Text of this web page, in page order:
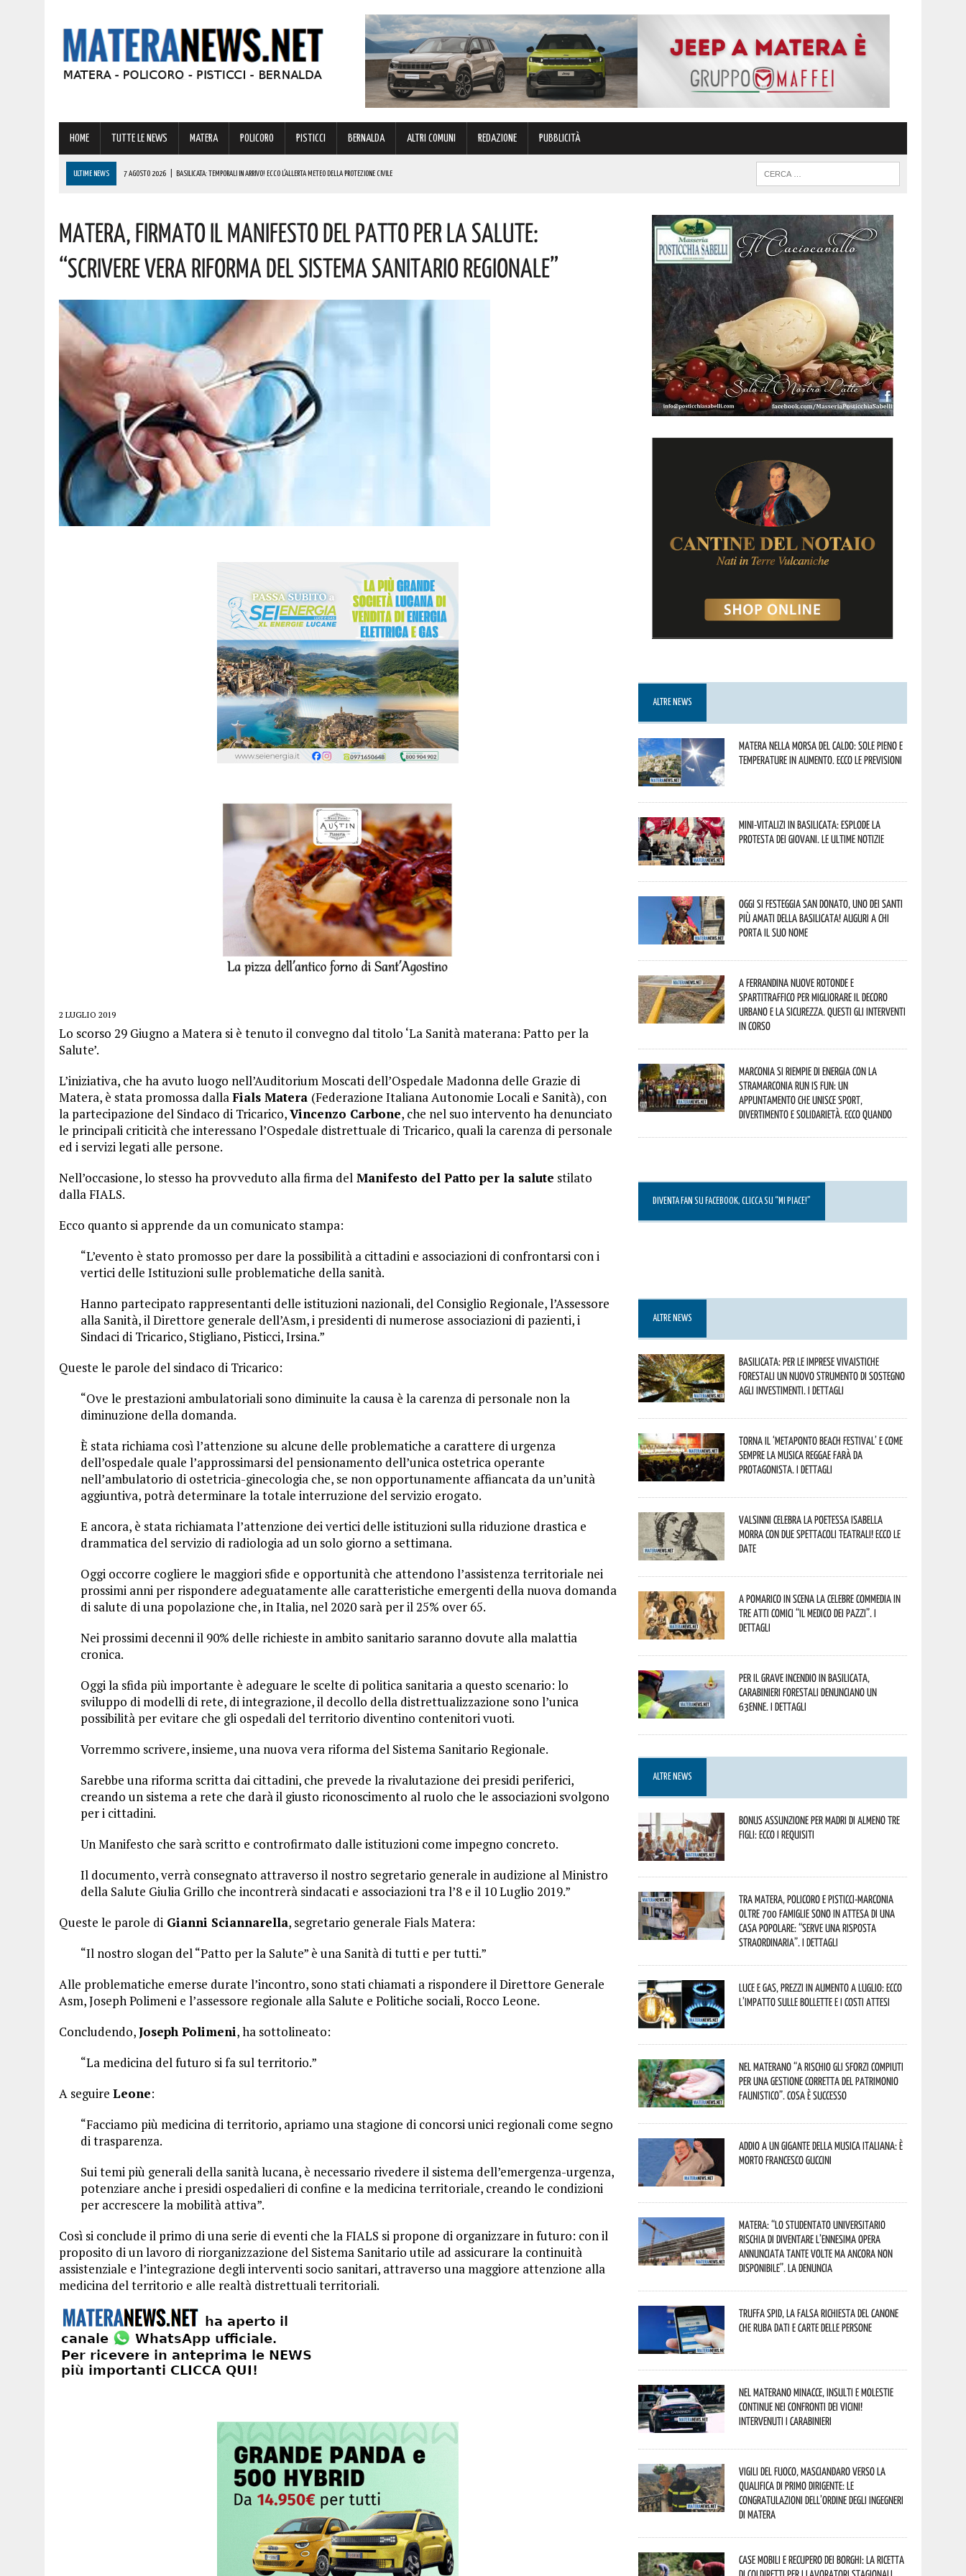
HOME TUTTE LE NEWS MATERA POLICORO PISTICCI BERNALDA ALTRI COMUNI REDAZIONE PUBBLICITÀ
ULTIME NEWS 7 AGOSTO 2026 BASILICATA: TEMPORALI IN ARRIVO! ECCO L’ALLERTA METEO DELLA PROTEZIONE CIVILE
7 AGOSTO 2026 SICCITÀ, PIÙ CARBURANTE AGRICOLO AGEVOLATO ALLE AZIENDE LUCANE: IL PROVVEDIMENTO
7 AGOSTO 2026 | POLICORO RENDE OMAGGIO AD ADAMESTEANU: AL VIA LA SESTA EDIZIONE DEL PREMIO DEDICATO AL PADRE DELL’ARCHEOLOGIA LUCANA. I DETTAGLI
Matera, Firmato Il Manifesto Del Patto Per La Salute:
“Scrivere Vera Riforma Del Sistema Sanitario Regionale”
2 LUGLIO 2019
Lo scorso 29 Giugno a Matera si è tenuto il convegno dal titolo ‘La Sanità materana: Patto per la
Salute’.
L’iniziativa, che ha avuto luogo nell’Auditorium Moscati dell’Ospedale Madonna delle Grazie di
Matera, è stata promossa dallaFials Matera (Federazione Italiana Autonomie Locali e Sanità), con
la partecipazione del Sindaco di Tricarico,Vincenzo Carbone, che nel suo intervento ha denunciato
le principali criticità che interessano l’Ospedale distrettuale di Tricarico, quali la carenza di personale
ed i servizi legati alle persone.
Nell’occasione, lo stesso ha provveduto alla firma del Manifesto del Patto per la salute stilato
dalla FIALS.
Ecco quanto si apprende da un comunicato stampa:
“L’evento è stato promosso per dare la possibilità a cittadini e associazioni di confrontarsi con i
vertici delle Istituzioni sulle problematiche della sanità.
Hanno partecipato rappresentanti delle istituzioni nazionali, del Consiglio Regionale, l’Assessore
alla Sanità, il Direttore generale dell’Asm, i presidenti di numerose associazioni di pazienti, i
Sindaci di Tricarico, Stigliano, Pisticci, Irsina.”
Queste le parole del sindaco di Tricarico:
“Ove le prestazioni ambulatoriali sono diminuite la causa è la carenza di personale non la
diminuzione della domanda.
È stata richiama così l’attenzione su alcune delle problematiche a carattere di urgenza
dell’ospedale quale l’approssimarsi del pensionamento dell’unica ostetrica operante
nell’ambulatorio di ostetricia-ginecologia che, se non opportunamente affiancata da un’unità
aggiuntiva, potrà determinare la totale interruzione del servizio erogato.
E ancora, è stata richiamata l’attenzione dei vertici delle istituzioni sulla riduzione drastica e
drammatica del servizio di radiologia ad un solo giorno a settimana.
Oggi occorre cogliere le maggiori sfide e opportunità che attendono l’assistenza territoriale nei
prossimi anni per rispondere adeguatamente alle caratteristiche emergenti della nuova domanda
di salute di una popolazione che, in Italia, nel 2020 sarà per il 25% over 65.
Nei prossimi decenni il 90% delle richieste in ambito sanitario saranno dovute alla malattia
cronica.
Oggi la sfida più importante è adeguare le scelte di politica sanitaria a questo scenario: lo
sviluppo di modelli di rete, di integrazione, il decollo della distrettualizzazione sono l’unica
possibilità per evitare che gli ospedali del territorio diventino contenitori vuoti.
Vorremmo scrivere, insieme, una nuova vera riforma del Sistema Sanitario Regionale.
Sarebbe una riforma scritta dai cittadini, che prevede la rivalutazione dei presidi periferici,
creando un sistema a rete che darà il giusto riconoscimento al ruolo che le associazioni svolgono
per i cittadini.
Un Manifesto che sarà scritto e controfirmato dalle istituzioni come impegno concreto.
Il documento, verrà consegnato attraverso il nostro segretario generale in audizione al Ministro
della Salute Giulia Grillo che incontrerà sindacati e associazioni tra l’8 e il 10 Luglio 2019.”
Queste le parole di Gianni Sciannarella, segretario generale Fials Matera:
“Il nostro slogan del “Patto per la Salute” è una Sanità di tutti e per tutti.”
Alle problematiche emerse durate l’incontro, sono stati chiamati a rispondere il Direttore Generale
Asm, Joseph Polimeni e l’assessore regionale alla Salute e Politiche sociali, Rocco Leone.
Concludendo,Joseph Polimeni, ha sottolineato:
“La medicina del futuro si fa sul territorio.”
A seguire Leone:
“Facciamo più medicina di territorio, apriamo una stagione di concorsi unici regionali come segno
di trasparenza.
Sui temi più generali della sanità lucana, è necessario rivedere il sistema dell’emergenza-urgenza,
potenziare anche i presidi ospedalieri di confine e la medicina territoriale, creando le condizioni
per accrescere la mobilità attiva”.
Così si conclude il primo di una serie di eventi che la FIALS si propone di organizzare in futuro: con il
proposito di un lavoro di riorganizzazione del Sistema Sanitario utile ad assicurare la continuità
assistenziale e l’integrazione degli interventi socio sanitari, attraverso una maggiore attenzione alla
medicina del territorio e alle realtà distrettuali territoriali.
ALTRE NEWS
Matera nella morsa del caldo: sole pieno e
temperature in aumento. Ecco le previsioni
Mini-vitalizi in Basilicata: esplode la
protesta dei giovani. Le ultime notizie
Oggi si festeggia San Donato, uno dei Santi
più amati della Basilicata! Auguri a chi
porta il suo nome
A Ferrandina nuove rotonde e
spartitraffico per migliorare il decoro
urbano e la sicurezza. Questi gli interventi
in corso
Marconia si riempie di energia con la
StraMarconia Run is Fun: un
appuntamento che unisce sport,
divertimento e solidarietà. Ecco quando
DIVENTA FAN SU FACEBOOK, CLICCA SU “MI PIACE!”
ALTRE NEWS
Basilicata: per le imprese vivaistiche
forestali un nuovo strumento di sostegno
agli investimenti. I dettagli
Torna il ‘Metaponto beach festival’ e come
sempre la musica reggae farà da
protagonista. I dettagli
Valsinni celebra la poetessa Isabella
Morra con due spettacoli teatrali! Ecco le
date
A Pomarico in scena la celebre commedia in
tre atti comici “Il medico dei pazzi”. I
dettagli
Per il grave incendio in Basilicata,
Carabinieri forestali denunciano un
63enne. I dettagli
ALTRE NEWS
Bonus assunzione per madri di almeno tre
figli: ecco i requisiti
Tra Matera, Policoro e Pisticci-Marconia
oltre 700 famiglie sono in attesa di una
casa popolare: “serve una risposta
straordinaria”. I dettagli
Luce e gas, prezzi in aumento a luglio: ecco
l’impatto sulle bollette e i costi attesi
Nel materano “a rischio gli sforzi compiuti
per una gestione corretta del patrimonio
faunistico”. Cosa è successo
Addio a un gigante della musica italiana: è
morto Francesco Guccini
Matera: “Lo studentato universitario
rischia di diventare l’ennesima opera
annunciata tante volte ma ancora non
disponibile”. La denuncia
Truffa Spid, la falsa richiesta del canone
che ruba dati e carte delle persone
Nel materano minacce, insulti e molestie
continue nei confronti dei vicini!
Intervenuti i Carabinieri
Vigili del Fuoco, Masciandaro verso la
qualifica di Primo Dirigente: le
congratulazioni dell’Ordine degli Ingegneri
di Matera
Case mobili e recupero dei borghi: la ricetta